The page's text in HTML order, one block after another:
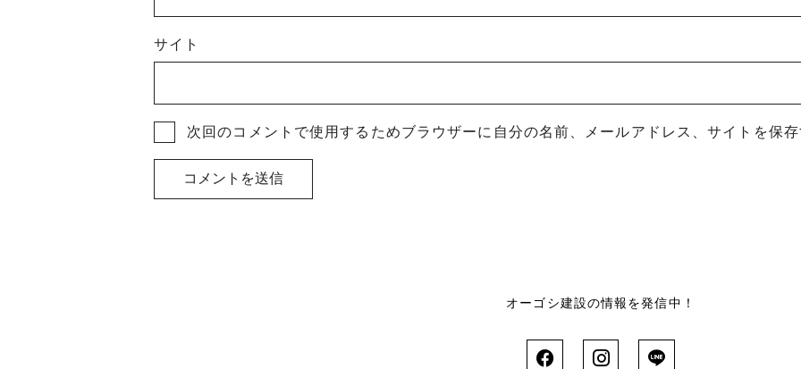
サイト
次回のコメントで使用するためブラウザーに自分の名前、メールアドレス、サイトを保
オーゴシ建設の情報を発信中！